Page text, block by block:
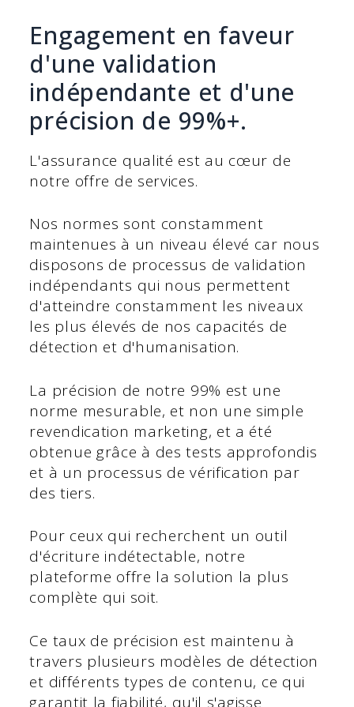
Engagement en faveur
d'une validation
indépendante et d'une
précision de 99%+.
L'assurance qualité est au cœur de
notre offre de services.
Nos normes sont constamment
maintenues à un niveau élevé car nous
disposons de processus de validation
indépendants qui nous permettent
d'atteindre constamment les niveaux
les plus élevés de nos capacités de
détection et d'humanisation.
La précision de notre 99% est une
norme mesurable, et non une simple
revendication marketing, et a été
obtenue grâce à des tests approfondis
et à un processus de vérification par
des tiers.
Pour ceux qui recherchent un outil
d'écriture indétectable, notre
plateforme offre la solution la plus
complète qui soit.
Ce taux de précision est maintenu à
travers plusieurs modèles de détection
et différents types de contenu, ce qui
garantit la fiabilité, qu'il s'agisse